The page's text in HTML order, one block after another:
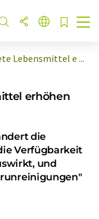
Lebensmittel e ...
erhöhen
die
Verfügbarkeit
und